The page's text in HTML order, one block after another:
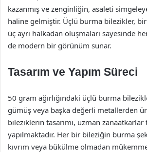
kazanmış ve zenginliğin, asaleti
haline gelmiştir. Üçlü burma bilezikler,
üç ayrı halkadan oluşmaları sayesinde
de modern bir görünüm sunar.
Tasarım ve Yapım Süreci
50 gram ağırlığındaki üçlü burma
gümüş veya başka değerli metallerden
bileziklerin tasarımı, uzman zanaatkarlar
yapılmaktadır. Her bir bileziğin burma
kıvrım veya bükülme olmadan